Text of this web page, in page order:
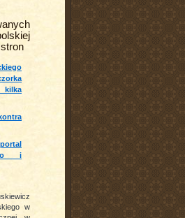
kilka
i
w